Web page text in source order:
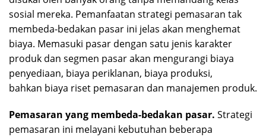
sosial mereka. Pemanfaatan strategi pemasaran tak
membeda-bedakan pasar ini jelas akan menghemat
biaya. Memasuki pasar dengan satu jenis karakter
produk dan segmen pasar akan mengurangi biaya
penyediaan, biaya periklanan, biaya produksi,
bahkan biaya riset pemasaran dan manajemen produk.
Pemasaran yang membeda-bedakan pasar. Strategi
pemasaran ini melayani kebutuhan beberapa